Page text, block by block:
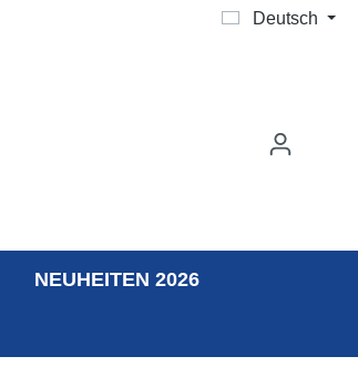
Deutsch
NEUHEITEN 2026